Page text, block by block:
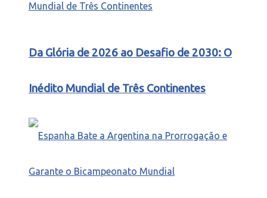
Da Glória de 2026 ao Desafio de 2030: O
Inédito Mundial de Três Continentes